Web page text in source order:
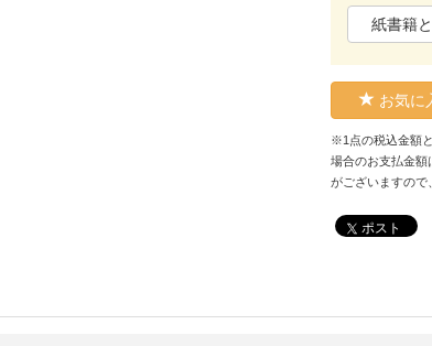
紙書籍
お気に
※1点の税込金額
場合のお支払金額
がございますので
ポスト